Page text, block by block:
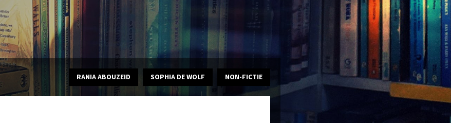
RANIA ABOUZEID SOPHIA DE WOLF NON-FICTIE